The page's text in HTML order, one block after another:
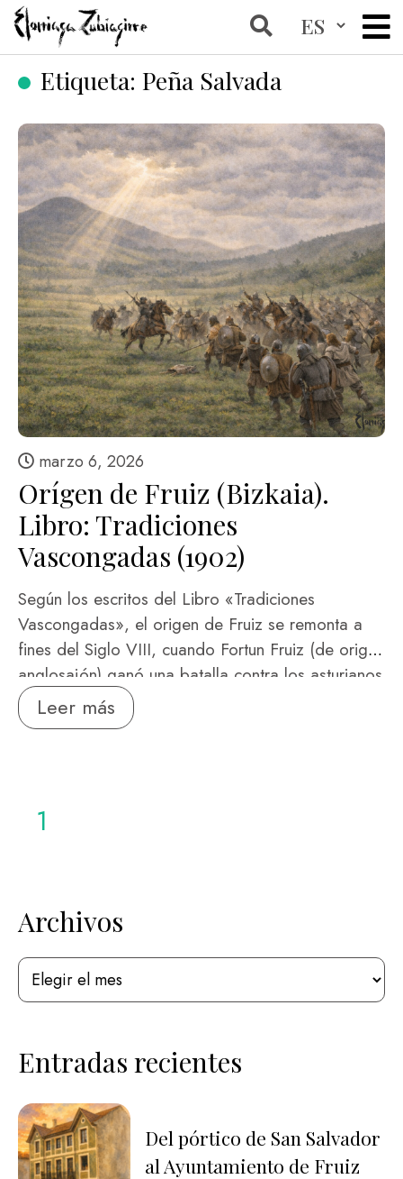
Etiqueta: Peña Salvada
marzo 6, 2026
Orígen de Fruiz (Bizkaia).
Libro: Tradiciones
Vascongadas (1902)
Según los escritos del Libro «Tradiciones
Vascongadas», el origen de Fruiz se remonta a
fines del Siglo VIII, cuando Fortun Fruiz (de origen
anglosajón) ganó una batalla contra los asturianos
en el paraje de Asturiazaga. Trasladó al sitio de
la victoria su solar que estaba en Busturia,
comarca donde los asturianos …
Leer más
1
Archivos
Entradas recientes
Del pórtico de San Salvador
al Ayuntamiento de Fruiz